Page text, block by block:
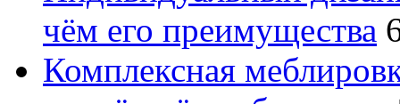
чём его преимущества
Комплексная